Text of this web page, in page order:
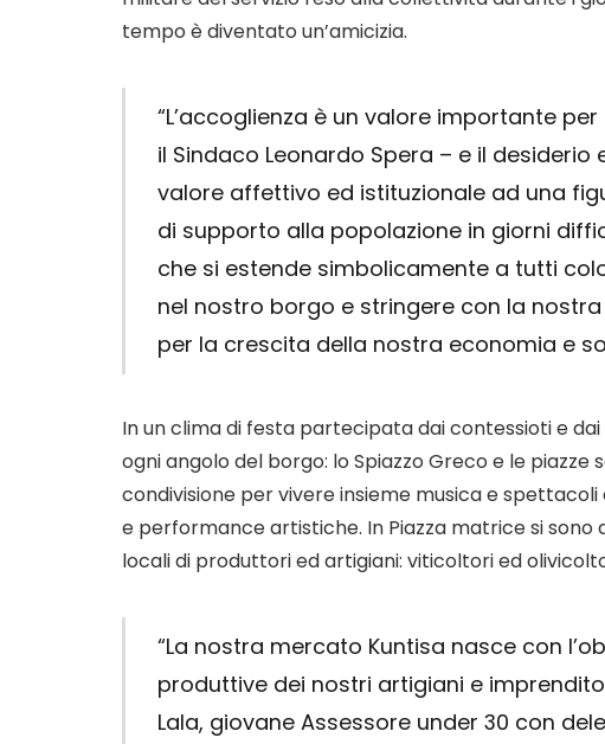
tempo è diventato un’amicizia.
“L’accoglienza è un valore importante
il Sindaco Leonardo Spera – e il
valore affettivo ed istituzionale ad una
di supporto alla popolazione in giorni
che si estende simbolicamente a tutti
nel nostro borgo e stringere con la
per la crescita della nostra economia e
In un clima di festa partecipata dai contessioti e
ogni angolo del borgo: lo Spiazzo Greco e le
condivisione per vivere insieme musica e
e performance artistiche. In Piazza matrice si
locali di produttori ed artigiani: viticoltori ed
“La nostra mercato Kuntisa nasce con
produttive dei nostri artigiani e
Lala, giovane Assessore under 30 con